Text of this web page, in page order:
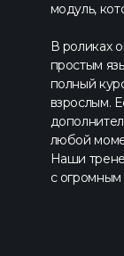
модуль,
В роликах
простым
полный
взрослым.
любой
Наши
с